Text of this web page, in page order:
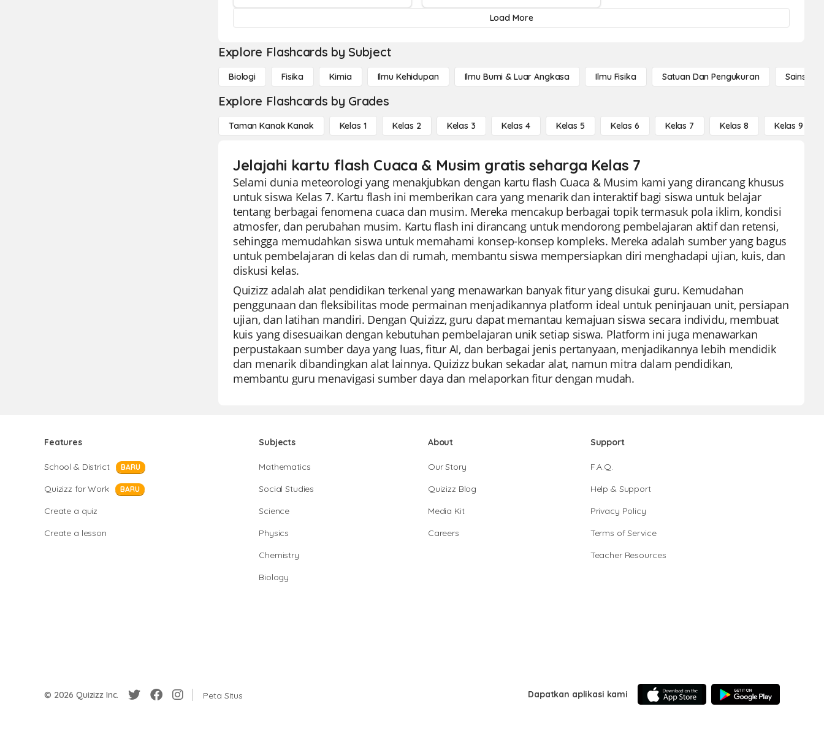
Load More
Explore Flashcards by Subject
Biologi Fisika Kimia Ilmu Kehidupan Ilmu Bumi & Luar Angkasa Ilmu Fisika Satuan Dan Pengukuran Sains
Explore Flashcards by Grades
Taman Kanak Kanak Kelas 1 Kelas 2 Kelas 3 Kelas 4 Kelas 5 Kelas 6 Kelas 7 Kelas 8 Kelas 9
Jelajahi kartu flash Cuaca & Musim gratis seharga Kelas 7
Selami dunia meteorologi yang menakjubkan dengan kartu flash Cuaca & Musim kami yang dirancang khusus
untuk siswa Kelas 7. Kartu flash ini memberikan cara yang menarik dan interaktif bagi siswa untuk belajar
tentang berbagai fenomena cuaca dan musim. Mereka mencakup berbagai topik termasuk pola iklim, kondisi
atmosfer, dan perubahan musim. Kartu flash ini dirancang untuk mendorong pembelajaran aktif dan retensi,
sehingga memudahkan siswa untuk memahami konsep-konsep kompleks. Mereka adalah sumber yang bagus
untuk pembelajaran di kelas dan di rumah, membantu siswa mempersiapkan diri menghadapi ujian, kuis, dan
diskusi kelas.
Quizizz adalah alat pendidikan terkenal yang menawarkan banyak fitur yang disukai guru. Kemudahan
penggunaan dan fleksibilitas mode permainan menjadikannya platform ideal untuk peninjauan unit, persiapan
ujian, dan latihan mandiri. Dengan Quizizz, guru dapat memantau kemajuan siswa secara individu, membuat
kuis yang disesuaikan dengan kebutuhan pembelajaran unik setiap siswa. Platform ini juga menawarkan
perpustakaan sumber daya yang luas, fitur AI, dan berbagai jenis pertanyaan, menjadikannya lebih mendidik
dan menarik dibandingkan alat lainnya. Quizizz bukan sekadar alat, namun mitra dalam pendidikan,
membantu guru menavigasi sumber daya dan melaporkan fitur dengan mudah.
Features
School & District BARU
Quizizz for Work BARU
Create a quiz
Create a lesson
Subjects
Mathematics
Social Studies
Science
Physics
Chemistry
Biology
About
Our Story
Quizizz Blog
Media Kit
Careers
Support
F.A.Q.
Help & Support
Privacy Policy
Terms of Service
Teacher Resources
© 2026 Quizizz Inc. Peta Situs Dapatkan aplikasi kami